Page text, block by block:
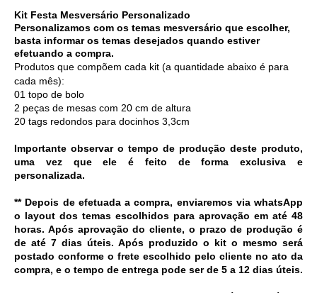
Kit Festa Mesversário Personalizado
Personalizamos com os temas mesversário que escolher,
basta informar os temas desejados quando estiver
efetuando a compra.
Produtos que compõem cada kit (a quantidade abaixo é para
cada mês):
01 topo de bolo
2 peças de mesas com 20 cm de altura
20 tags redondos para docinhos 3,3cm
Importante observar o tempo de produção deste produto,
uma vez que ele é feito de forma exclusiva e
personalizada.
** Depois de efetuada a compra, enviaremos via whatsApp
o layout dos temas escolhidos para aprovação em até 48
horas. Após aprovação do cliente, o prazo de produção é
de até 7 dias úteis. Após produzido o kit o mesmo será
postado conforme o frete escolhido pelo cliente no ato da